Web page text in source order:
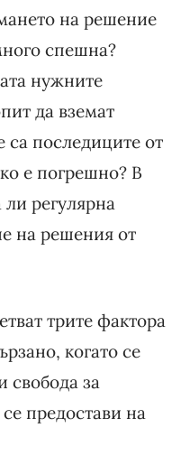
на решение
спешна?
нужните
да вземат
последиците от
е погрешно? В
регулярна
на решения от
трите фактора
когато се
свобода за
предостави на